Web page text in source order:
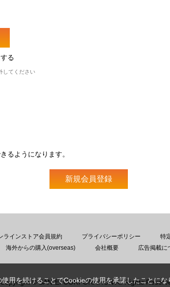
る
してください
るようになります。
ラインストア会員規約 プライバシーポリシー
特
海外からの購入(overseas) 会社概要 広告掲載に
Copyright © SAN-EI CORPORATION All Rights
用を続けることでCookieの使用を承諾したことにな